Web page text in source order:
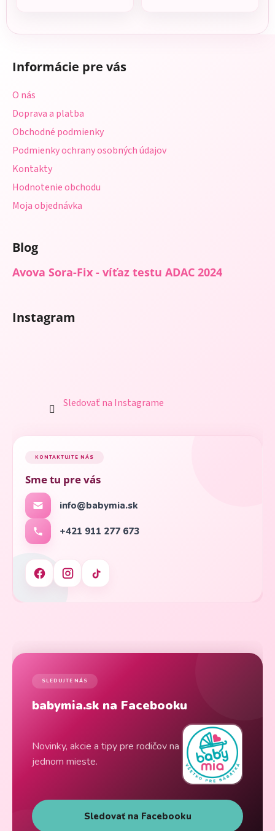
Informácie pre vás
O nás
Doprava a platba
Obchodné podmienky
Podmienky ochrany osobných údajov
Kontakty
Hodnotenie obchodu
Moja objednávka
Blog
Avova Sora-Fix - víťaz testu ADAC 2024
Instagram
Sledovať na Instagrame
KONTAKTUJTE NÁS
Sme tu pre vás
info@babymia.sk
+421 911 277 673
SLEDUJTE NÁS
babymia.sk na Facebooku
Novinky, akcie a tipy pre rodičov na
jednom mieste.
Sledovať na Facebooku